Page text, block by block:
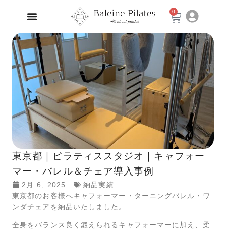
0
東京都｜ピラティススタジオ｜キャフォー
マー・バレル＆チェア導入事例
2月 6, 2025
納品実績
東京都のお客様へキャフォーマー・ターニングバレル・ワ
ンダチェアを納品いたしました。
全身をバランス良く鍛えられるキャフォーマーに加え、柔